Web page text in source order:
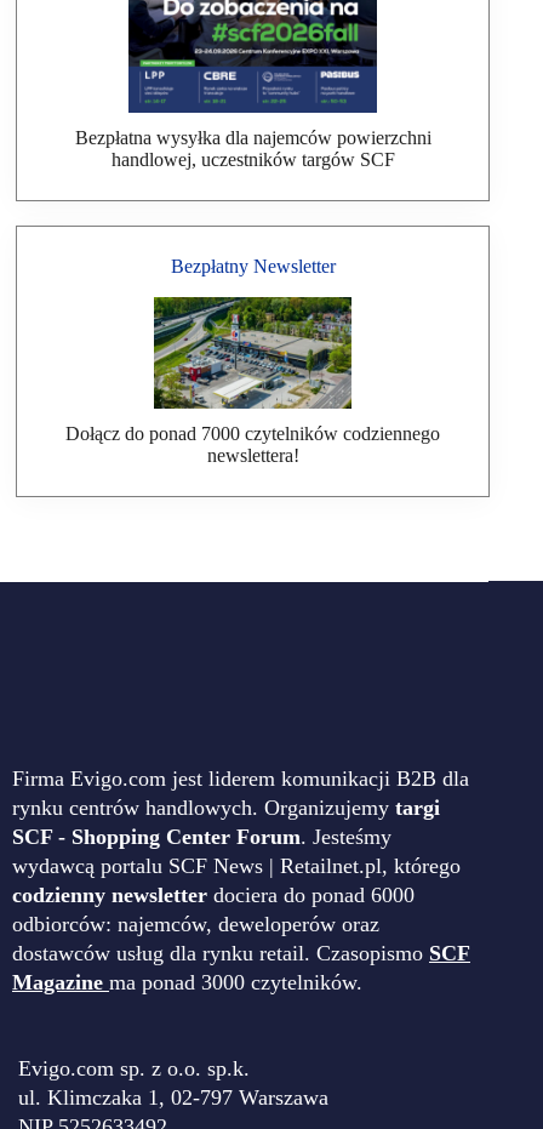
Bezpłatna wysyłka dla najemców powierzchni
handlowej, uczestników targów SCF
Bezpłatny Newsletter
Dołącz do ponad 7000 czytelników codziennego
newslettera!
Firma Evigo.com jest liderem komunikacji B2B dla
rynku centrów handlowych. Organizujemy targi
SCF - Shopping Center Forum. Jesteśmy
wydawcą portalu SCF News | Retailnet.pl, którego
codzienny newsletter dociera do ponad 6000
odbiorców: najemców, deweloperów oraz
dostawców usług dla rynku retail. Czasopismo SCF
Magazine ma ponad 3000 czytelników.
Evigo.com sp. z o.o. sp.k.
ul. Klimczaka 1, 02-797 Warszawa